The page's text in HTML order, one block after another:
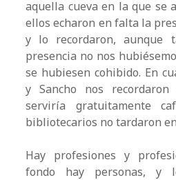
aquella cueva en la que se
ellos echaron en falta la
y lo recordaron, aunque
presencia no nos
se hubiesen cohibido. En
y Sancho nos
serviría gratuitamente
bibliotecarios no tardaron
Hay profesiones y
fondo hay personas, y